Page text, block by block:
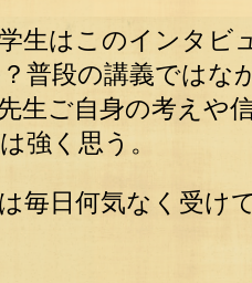
生はこのインタビ
普段の講義ではな
生ご自身の考えや
強く思う。
毎日何気なく受け